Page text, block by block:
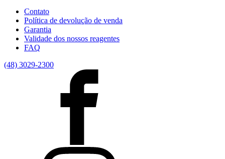
Contato
Política de devolução de venda
Garantia
Validade dos nossos reagentes
FAQ
(48) 3029-2300